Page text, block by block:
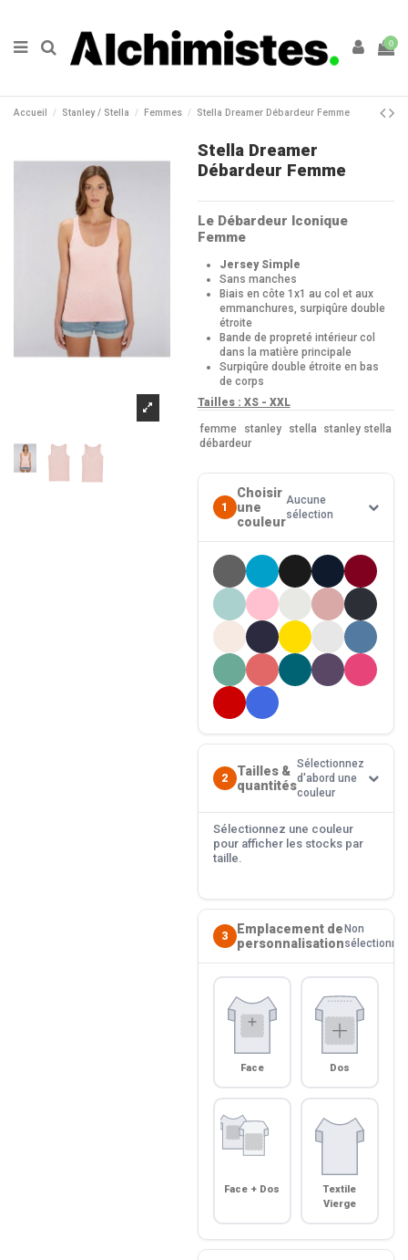
0
Accueil Stanley / Stella Femmes Stella Dreamer Débardeur Femme
Stella Dreamer
Débardeur Femme
Le Débardeur Iconique
Femme
Jersey Simple
Sans manches
Biais en côte 1x1 au col et aux
emmanchures, surpiqûre double
étroite
Bande de propreté intérieur col
dans la matière principale
Surpiqûre double étroite en bas
de corps
Tailles : XS - XXL
femme stanley stella
stanley stella
débardeur
1
Choisir
une
couleur
Aucune
sélection
2
Tailles &
quantités
Sélectionnez
d'abord une
couleur
Sélectionnez une couleur
pour afficher les stocks par
taille.
3
Emplacement de
personnalisation
Non
sélectionné
Face Dos
Face + Dos
Textile
Vierge